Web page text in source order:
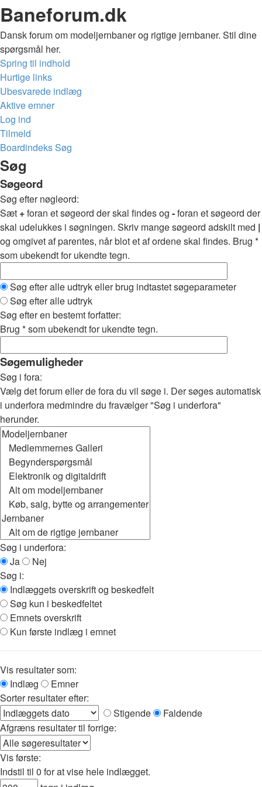
Baneforum.dk
Dansk forum om modeljernbaner og rigtige jernbaner. Stil dine
spørgsmål her.
Spring til indhold
Hurtige links
Ubesvarede indlæg
Aktive emner
Log ind
Tilmeld
BoardindeksSøg
Søg
Søgeord
Søg efter nøgleord:
Sæt +foran et søgeord der skal findes og -foran et søgeord der
skal udelukkes i søgningen. Skriv mange søgeord adskilt med |
og omgivet af parentes, når blot et af ordene skal findes. Brug *
som ubekendt for ukendte tegn.
Søg efter alle udtryk eller brug indtastet søgeparameter
Søg efter alle udtryk
Søg efter en bestemt forfatter:
Brug * som ubekendt for ukendte tegn.
Søgemuligheder
Søg i fora:
Vælg det forum eller de fora du vil søge i. Der søges automatisk
i underfora medmindre du fravælger "Søg i underfora"
herunder.
Søg i underfora:
Ja
Nej
Søg i:
Indlæggets overskrift og beskedfelt
Søg kun i beskedfeltet
Emnets overskrift
Kun første indlæg i emnet
Vis resultater som:
Indlæg
Emner
Sorter resultater efter:
Stigende
Faldende
Afgræns resultater til forrige:
Vis første:
Indstil til 0 for at vise hele indlægget.